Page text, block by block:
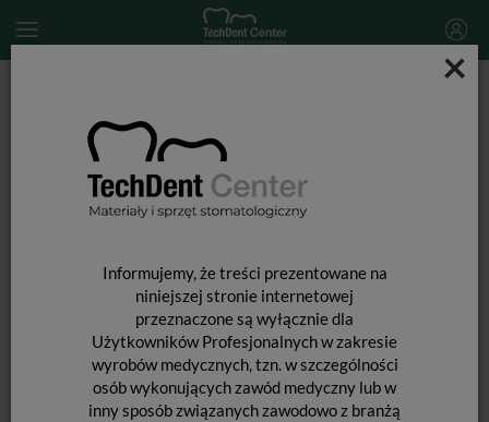
×
Informujemy, że treści prezentowane na
niniejszej stronie internetowej
przeznaczone są wyłącznie dla
Użytkowników Profesjonalnych w zakresie
wyrobów medycznych, tzn. w szczególności
osób wykonujących zawód medyczny lub w
inny sposób związanych zawodowo z branżą
Szczotka polerska Stoddard do czyszczenia i polerowania flat-
medium (fioletowy wąski kielich) / 1 szt.